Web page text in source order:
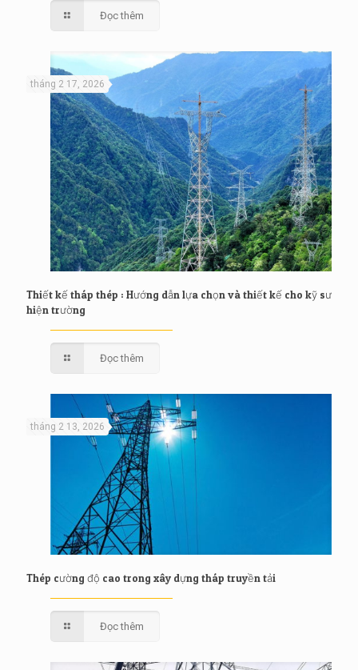
Đọc thêm
tháng 2 17, 2026
Thiết kế tháp thép : Hướng dẫn lựa chọn và thiết kế cho kỹ sư
hiện trường
Đọc thêm
tháng 2 13, 2026
Thép cường độ cao trong xây dựng tháp truyền tải
Đọc thêm